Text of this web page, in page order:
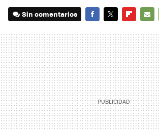
Sin comentarios
MAIL